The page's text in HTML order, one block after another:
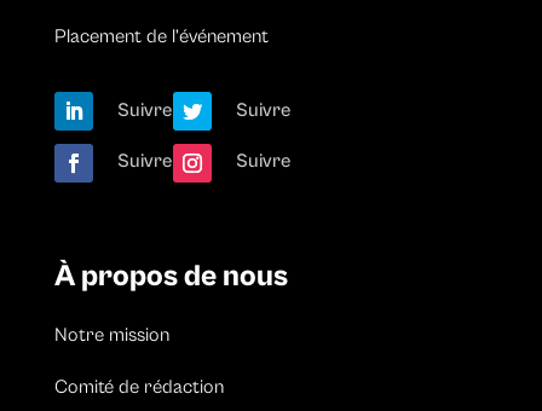
Placement de l’événement
Suivre Suivre
Suivre Suivre
À propos de nous
Notre mission
Comité de rédaction